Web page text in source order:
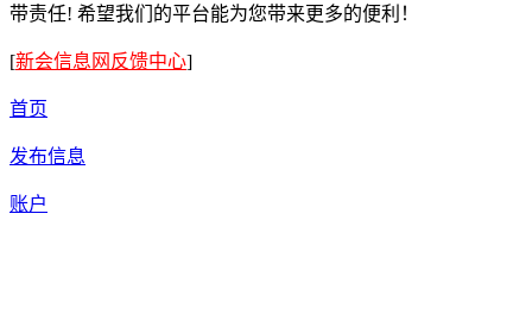
带责任! 希望我们的平台能为您带来更多的便利！
[新会信息网反馈中心]
首页
发布信息
账户